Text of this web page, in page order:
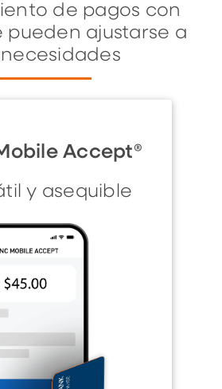
de pagos con
pueden ajustarse a
necesidades
Accept®
y asequible